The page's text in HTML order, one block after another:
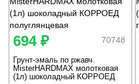
70748
694 ₽
Грунт-эмаль по ржавч.
MisterHARDMAX молотковая
(1л) шоколадный КОРРОЕД